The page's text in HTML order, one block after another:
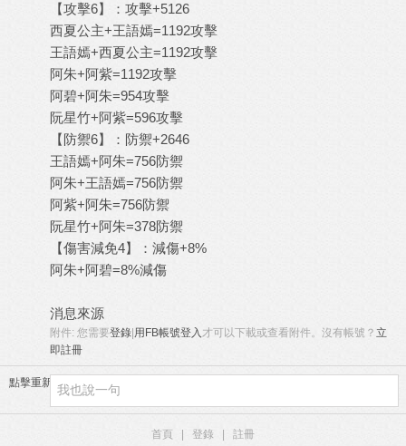
【攻擊6】：攻擊+5126
西夏公主+王語嫣=1192攻擊
王語嫣+西夏公主=1192攻擊
阿朱+阿紫=1192攻擊
阿碧+阿朱=954攻擊
阮星竹+阿紫=596攻擊
【防禦6】：防禦+2646
王語嫣+阿朱=756防禦
阿朱+王語嫣=756防禦
阿紫+阿朱=756防禦
阮星竹+阿朱=378防禦
【傷害減免4】：減傷+8%
阿朱+阿碧=8%減傷
消息來源
附件: 您需要登錄 用FB帳號登入才可以下載或查看附件。沒有帳號？ 立
即註冊
點擊重新加載
首頁 登錄 註冊